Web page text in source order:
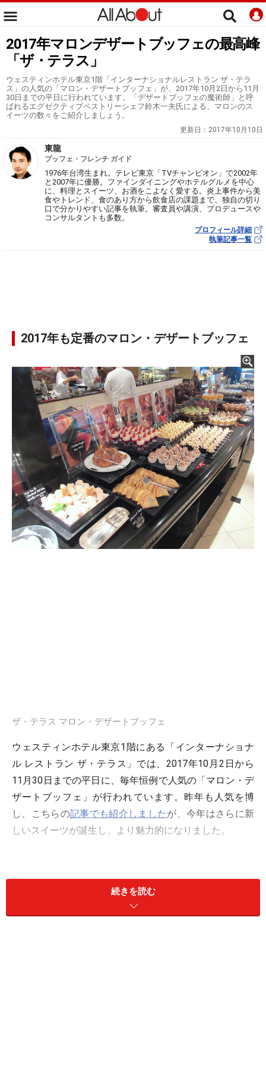
2017年マロンデザートブッフェの最高峰
「ザ・テラス」
ウェスティンホテル東京1階「インターナショナルレストラン ザ・テラ
ス」の人気の「マロン・デザートブッフェ」が、2017年10月2日から11月
30日までの平日に行われています。「デザートブッフェの魔術師」と呼
ばれるエグゼクティブペストリーシェフ鈴木一夫氏による、マロンのス
イーツの数々をご紹介しましょう。
更新日： 2017年10月10日
東龍
ブッフェ・フレンチ ガイド
1976年台湾生まれ。テレビ東京「TVチャンピオン」で2002年
と2007年に優勝。ファインダイニングやホテルグルメを中心
に、料理とスイーツ、お酒をこよなく愛する。炎上事件から美
食やトレンド、食のあり方から飲食店の課題まで、独自の切り
口で分かりやすい記事を執筆。審査員や講演、プロデュースや
コンサルタントも多数。
プロフィール詳細
執筆記事一覧
2017年も定番のマロン・デザートブッフェ
ザ・テラス マロン・デザートブッフェ
ウェスティンホテル東京1階にある「インターナショナ
ル レストラン ザ・テラス」では、2017年10月2日から
11月30日までの平日に、毎年恒例で人気の「マロン・デ
ザートブッフェ」が行われています。昨年も人気を博
し、こちらの記事でも紹介しましたが、今年はさらに新
しいスイーツが誕生し、より魅力的になりました。
リーシェフ鈴木一夫氏のマロン・デザートブッフェを詳
しくご紹介しましょう。
＊2018年のマロンデザートブッフェについては、こちら
続きを読む